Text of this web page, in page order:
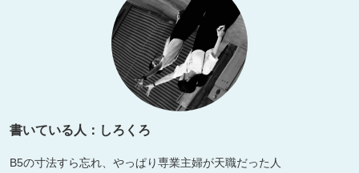
書いている人：しろくろ
B5の寸法すら忘れ、やっぱり専業主婦が天職だった人